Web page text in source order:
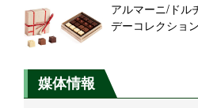
「みそ汁」また
アルマーニ/ドル
デーコレクショ
媒体情報